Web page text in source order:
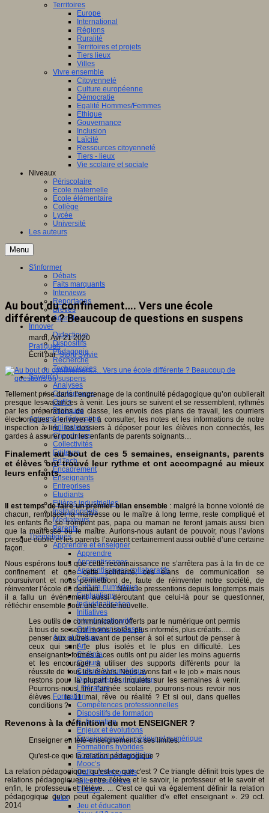
Territoires
Europe
International
Régions
Ruralité
Territoires et projets
Tiers lieux
Villes
Vivre ensemble
Citoyenneté
Culture européenne
Démocratie
Egalité Hommes/Femmes
Ethique
Gouvernance
Inclusion
Laïcité
Ressources citoyenneté
Tiers - lieux
Vie scolaire et sociale
Niveaux
Périscolaire
Ecole maternelle
Ecole élémentaire
Collège
Lycée
Université
Les auteurs
Menu
S'informer
Débats
Faits marquants
Interviews
Reportages
Brèves
Agenda
Innover
Didactique
Dispositifs
Pédagogie
Recherche
Technologies
Savoir(s)
Analyses
Conférences
Outils
Pratiques
Acteurs de l'éducation
Animateurs
Chercheurs
Collectivités
Editeurs
EdTech
Encadrement
Enseignants
Entreprises
Etudiants
Filières industrielles
Institutionnels
Médiateurs
Parents
Thématiques
Apprendre et enseigner
Apprendre
Apprentissages
Apprentissages collaboratifs
Créativité
Culture numérique
Evaluations
Individualisation
Initiatives
Interdisciplinarité
Outils pour la classe
Arts et Culture
Art
Cinéma
Culture
Culture et numérique
Dispositifs de médiation
Littérature
Formation
Compétences professionnelles
Dispositifs de formation
E- formation
Enjeux et évolutions
Enseignement supérieur et numérique
Formations hybrides
Formation universitaire
Mooc’s
Outils collaboratifs
Sites ressources
Tutorat
Jeux
Jeu et éducation
Au bout du confinement…. Vers une école
différente ? Beaucoup de questions en suspens
mardi, Avr 21 2020
Pratiques
Écrit parStorti Sylvie
Tellement prise dans l’engrenage de la continuité pédagogique qu’on oublierait
presque les vacances à venir. Les jours se suivent et se ressemblent, rythmés
par les préparations de classe, les envois des plans de travail, les courriers
électroniques à envoyer et à consulter, les notes et les informations de notre
inspection à lire, les dossiers à déposer pour les élèves non connectés, les
gardes à assurer pour les enfants de parents soignants…
Finalement au bout de ces 5 semaines, enseignants, parents
et élèves ont trouvé leur rythme et ont accompagné au mieux
leurs enfants.
Il est temps de faire un premier bilan ensemble: malgré la bonne volonté de
chacun, remplacer la maîtresse ou le maître à long terme, reste compliqué et
les enfants ne se trompent pas, papa ou maman ne feront jamais aussi bien
que la maîtresse ou le maître. Aurions-nous autant de pouvoir, nous l’avions
presque oublié et les parents l’avaient certainement aussi oublié d’une certaine
façon.
Nous espérons tous que cette reconnaissance ne s’arrêtera pas à la fin de ce
confinement et que cette solidarité, ces élans de communication se
poursuivront et nous permettront de, faute de réinventer notre société, de
réinventer l’école de demain …… Nous le pressentions depuis longtemps mais
il a fallu un événement aussi déroutant que celui-là pour se questionner,
réfléchir ensemble pour une école nouvelle.
Les outils de communication offerts par le numérique ont permis
à tous de se sentir moins isolés, plus informés, plus créatifs…. de
penser aux autres avant de penser à soi et surtout de penser à
ceux qui sont le plus isolés et le plus en difficulté. Les
enseignants formés à ces outils ont pu aider les moins aguerris
et les encourager à utiliser des supports différents pour la
réussite de tous les élèves. Nous avons fait « le job » mais nous
restons pour la plupart très inquiets sur les semaines à venir.
Pourrons-nous finir l’année scolaire, pourrons-nous revoir nos
élèves….. le 11 mai, rêve ou réalité ? Et si oui, dans quelles
conditions ?
Revenons à la définition du mot ENSEIGNER ?
Enseigner en télé-enseignement a ses limites.
Qu'est-ce que la relation pédagogique ?
La relation pédagogique, qu'est-ce que c'est ? Ce triangle définit trois types de
relations pédagogiques : entre l'élève et le savoir, le professeur et le savoir et
enfin, le professeur et l'élève. ... C'est ce qui va également définir la relation
pédagogique qu'on peut également qualifier d'« effet enseignant ». 29 oct.
2014